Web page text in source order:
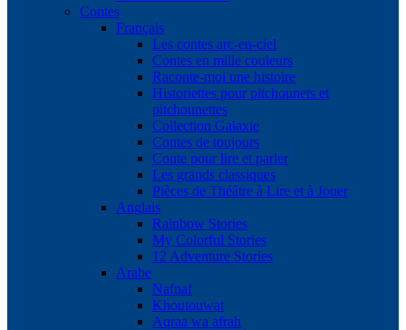
Contes
Français
Les contes arc-en-ciel
Contes en mille couleurs
Raconte-moi une histoire
Historiettes pour pitchounets et
pitchounettes
Collection Galaxie
Contes de toujours
Conte pour lire et parler
Les grands classiques
Pièces de Théâtre à Lire et à Jouer
Anglais
Rainbow Stories
My Colorful Stories
12 Adventure Stories
Arabe
Nafnaf
Khoutouwat
Aqraa wa afrah